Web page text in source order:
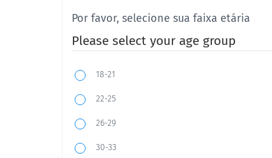
Por favor, selecione sua faixa etária
Please select your age group
18-21
22-25
26-29
30-33